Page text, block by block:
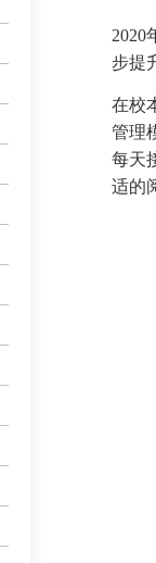
2020
步提
在校
管理
每天
适的